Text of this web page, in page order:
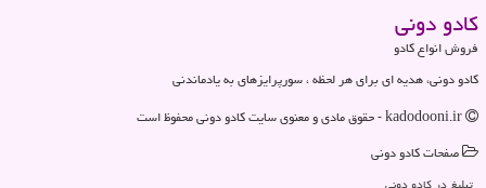
كادو دونی
فروش انواع کادو
کادو دونی، هدیه ای برای هر لحظه ، سورپرایزهای به یادماندنی
صفحات كادو دونی